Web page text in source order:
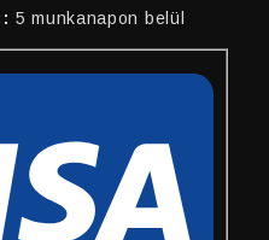
5 munkanapon belül